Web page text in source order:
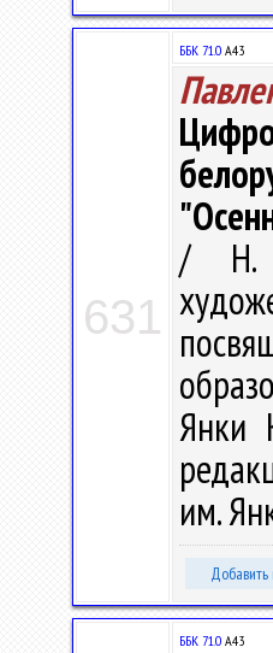
631
ББК 71.0 А43
/ Н.
Янки
им.
Добавить
ББК 71.0 А43